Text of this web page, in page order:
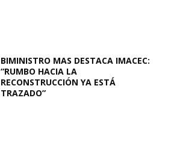
BIMINISTRO MAS DESTACA IMACEC:
“RUMBO HACIA LA
RECONSTRUCCIÓN YA ESTÁ
TRAZADO”